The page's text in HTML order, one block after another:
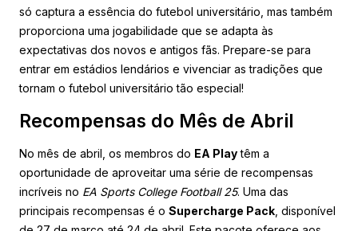
só captura a essência do futebol universitário, mas também
proporciona uma jogabilidade que se adapta às
expectativas dos novos e antigos fãs. Prepare-se para
entrar em estádios lendários e vivenciar as tradições que
tornam o futebol universitário tão especial!
Recompensas do Mês de Abril
No mês de abril, os membros do EA Playtêm a
oportunidade de aproveitar uma série de recompensas
incríveis no EA Sports College Football 25. Uma das
principais recompensas é o Supercharge Pack , disponível